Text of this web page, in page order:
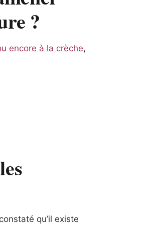
?
encore à la crèche,
qu’il existe